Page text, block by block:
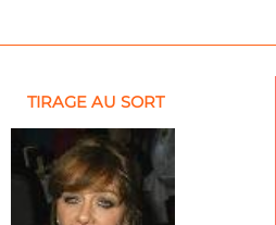
TIRAGE AU SORT